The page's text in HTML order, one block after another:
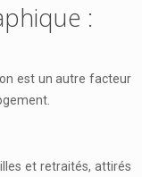
:
est un autre facteur
et retraités, attirés